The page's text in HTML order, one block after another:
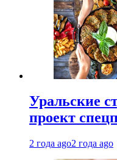
Уральские
проект
2 года ago2 года ago